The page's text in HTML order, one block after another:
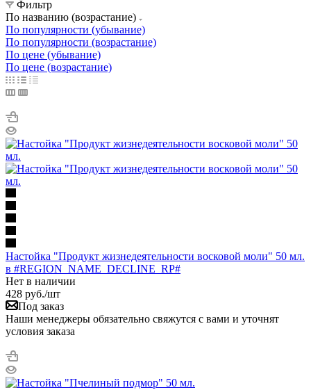
Фильтр
По названию (возрастание)
По популярности (убывание)
По популярности (возрастание)
По цене (убывание)
По цене (возрастание)
Настойка "Продукт жизнедеятельности восковой моли" 50 мл.
в #REGION_NAME_DECLINE_RP#
Нет в наличии
428 руб./шт
Под заказ
Наши менеджеры обязательно свяжутся с вами и уточнят
условия заказа